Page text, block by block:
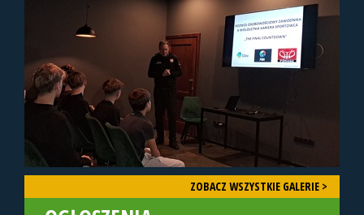
ZOBACZ WSZYSTKIE GALERIE >